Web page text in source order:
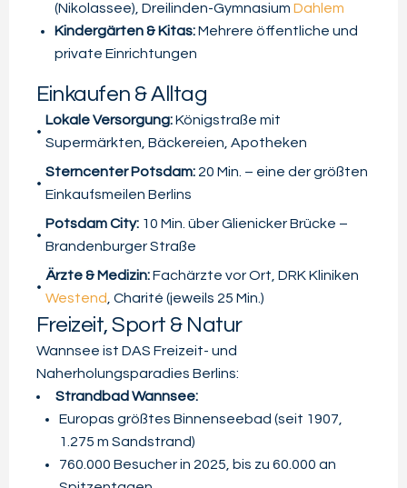
(Nikolassee), Dreilinden-Gymnasium Dahlem
Kindergärten & Kitas:Mehrere öffentliche und
private Einrichtungen
Einkaufen & Alltag
Lokale Versorgung:Königstraße mit
Supermärkten, Bäckereien, Apotheken
Sterncenter Potsdam: 20 Min. – eine der größten
Einkaufsmeilen Berlins
Potsdam City: 10 Min. über Glienicker Brücke –
Brandenburger Straße
Ärzte & Medizin:Fachärzte vor Ort, DRK Kliniken
Westend , Charité (jeweils 25 Min.)
Freizeit, Sport & Natur
Wannsee ist DAS Freizeit- und
Naherholungsparadies Berlins:
Strandbad Wannsee:
Europas größtes Binnenseebad (seit 1907,
1.275 m Sandstrand)
760.000 Besucher in 2025, bis zu 60.000 an